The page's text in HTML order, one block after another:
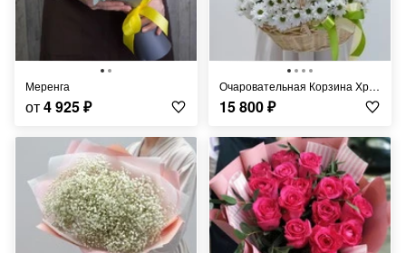
Меренга
от4 925₽
Очаровательная Корзина Хризантем
15 800₽